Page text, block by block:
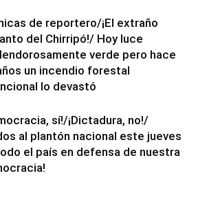
de reportero/¡El extraño
del Chirripó!/ Hoy luce
verde pero hace
un incendio forestal
lo devastó
sí!/¡Dictadura, no!/
al plantón nacional este jueves
el país en defensa de nuestra